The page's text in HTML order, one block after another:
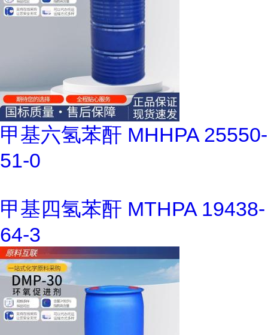
甲基六氢苯酐 MHHPA 25550-
51-0
甲基四氢苯酐 MTHPA 19438-
64-3